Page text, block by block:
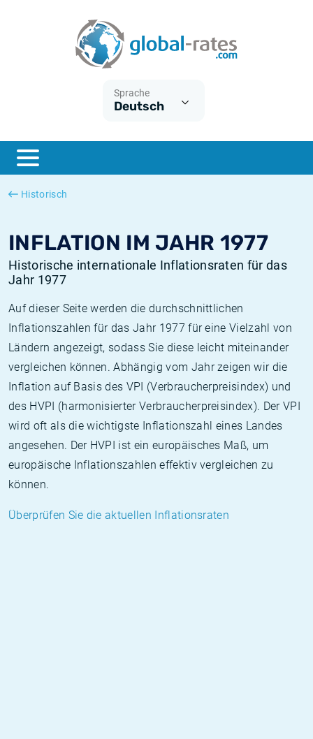
Sprache
Deutsch
Historisch
INFLATION IM JAHR 1977
Historische internationale Inflationsraten für das
Jahr 1977
Auf dieser Seite werden die durchschnittlichen
Inflationszahlen für das Jahr 1977 für eine Vielzahl von
Ländern angezeigt, sodass Sie diese leicht miteinander
vergleichen können. Abhängig vom Jahr zeigen wir die
Inflation auf Basis des VPI (Verbraucherpreisindex) und
des HVPI (harmonisierter Verbraucherpreisindex). Der VPI
wird oft als die wichtigste Inflationszahl eines Landes
angesehen. Der HVPI ist ein europäisches Maß, um
europäische Inflationszahlen effektiv vergleichen zu
können.
Überprüfen Sie die aktuellen Inflationsraten
ESTER
SONIA
Was ist die VPI-Inflation?
Was ist die HVPI-Inflation?
Deutsche inflation
Europäische inflation
Historische Euribor-Sätze
Historische ESTER-Sätze
Historische SOFR-Sätze
Historische SONIA-Sätze
Inflationsrechner